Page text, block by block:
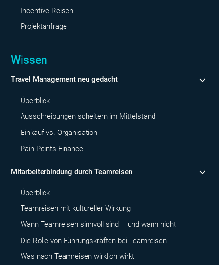
Incentive Reisen
Projektanfrage
Wissen
Travel Management neu gedacht
Überblick
Ausschreibungen scheitern im Mittelstand
Einkauf vs. Organisation
Pain Points Finance
Mitarbeiterbindung durch Teamreisen
Überblick
Teamreisen mit kultureller Wirkung
Wann Teamreisen sinnvoll sind – und wann nicht
Die Rolle von Führungskräften bei Teamreisen
Was nach Teamreisen wirklich wirkt